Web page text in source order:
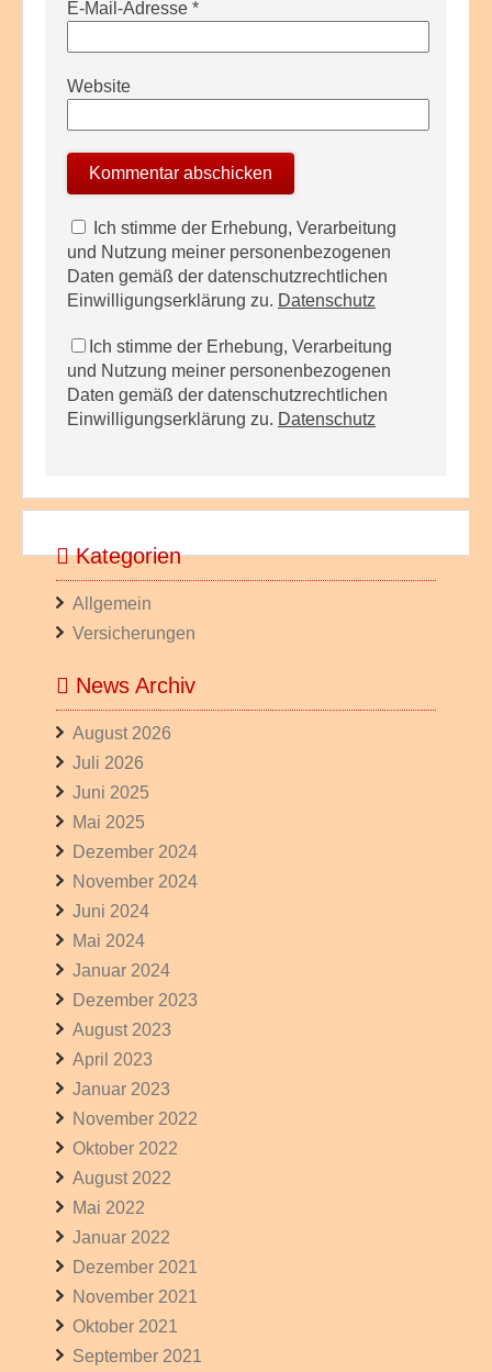
E-Mail-Adresse *
Website
Ich stimme der Erhebung, Verarbeitung
und Nutzung meiner personenbezogenen
Daten gemäß der datenschutzrechtlichen
Einwilligungserklärung zu. Datenschutz
Ich stimme der Erhebung, Verarbeitung
und Nutzung meiner personenbezogenen
Daten gemäß der datenschutzrechtlichen
Einwilligungserklärung zu. Datenschutz
Kategorien
Allgemein
Versicherungen
News Archiv
August 2026
Juli 2026
Juni 2025
Mai 2025
Dezember 2024
November 2024
Juni 2024
Mai 2024
Januar 2024
Dezember 2023
August 2023
April 2023
Januar 2023
November 2022
Oktober 2022
August 2022
Mai 2022
Januar 2022
Dezember 2021
November 2021
Oktober 2021
September 2021